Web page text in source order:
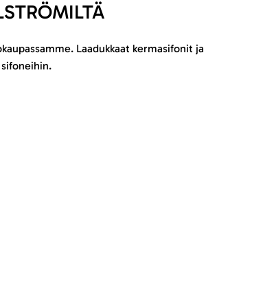
Laadukkaat kermasifonit ja